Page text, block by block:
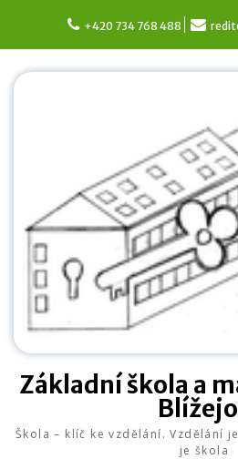
content
+420 734 768 488
Základní škola a
Škola – klíč ke vzdělání. Vzdělání
je škola